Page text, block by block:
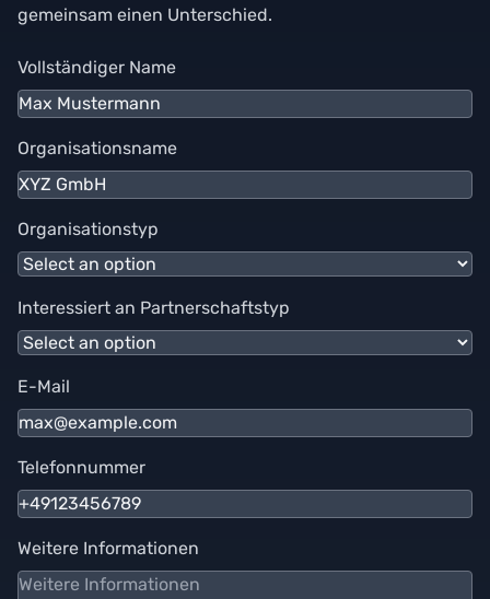
gemeinsam einen Unterschied.
Vollständiger Name
Organisationsname
Organisationstyp
Interessiert an Partnerschaftstyp
E-Mail
Telefonnummer
Weitere Informationen